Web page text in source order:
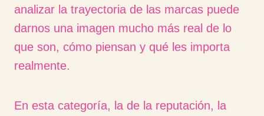
analizar la trayectoria de las marcas puede
darnos una imagen mucho más real de lo
que son, cómo piensan y qué les importa
realmente.
En esta categoría, la de la reputación, la